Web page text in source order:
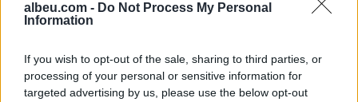
albeu.com - Do Not Process My Personal
Information
If you wish to opt-out of the sale, sharing to third parties, or
processing of your personal or sensitive information for
targeted advertising by us, please use the below opt-out
Google, kërkimet arrijnë nivele
të papara